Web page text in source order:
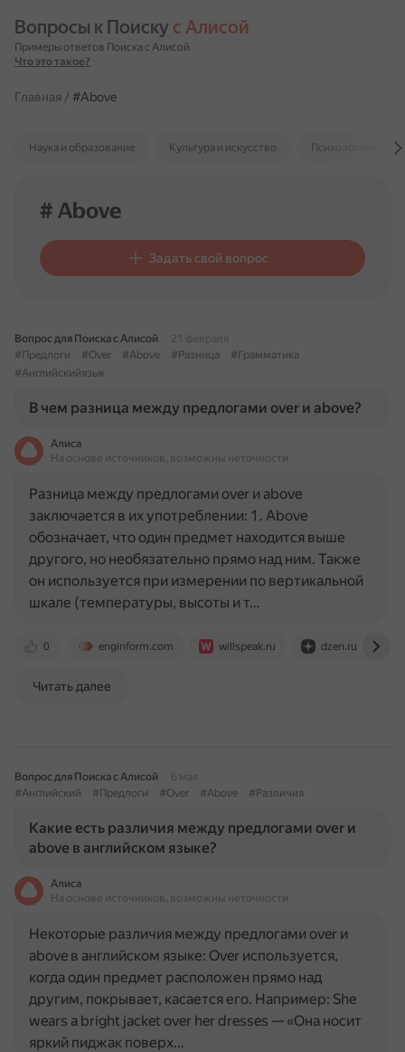
Вопросы к Поиску с Алисой
Примеры ответов Поиска с Алисой
Что это такое?
Главная / #Above
Наука и образование Культура и искусство Психология и
# Above
Задать свой вопрос
Вопрос для Поиска с Алисой
21 февраля
#Предлоги
#Over #Above #Разница
#Грамматика
#Английскийязык
В чем разница между предлогами over и above?
Алиса
На основе источников, возможны неточности
0 enginform.com willspeak.ru dzen.ru
Разница между предлогами over и above
заключается в их употреблении: 1. Above
обозначает, что один предмет находится выше
другого, но необязательно прямо над ним. Также
он используется при измерении по вертикальной
шкале (температуры, высоты и т…
Читать далее
Вопрос для Поиска с Алисой
6 мая
#Английский
#Предлоги #Over #Above #Различия
Какие есть различия между предлогами over и
above в английском языке?
Алиса
На основе источников, возможны неточности
Некоторые различия между предлогами over и
above в английском языке: Over используется,
когда один предмет расположен прямо над
другим, покрывает, касается его. Например: She
wears a bright jacket over her dresses — «Она носит
яркий пиджак поверх…